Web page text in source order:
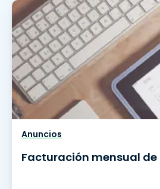
Anuncios
Facturación mensual de